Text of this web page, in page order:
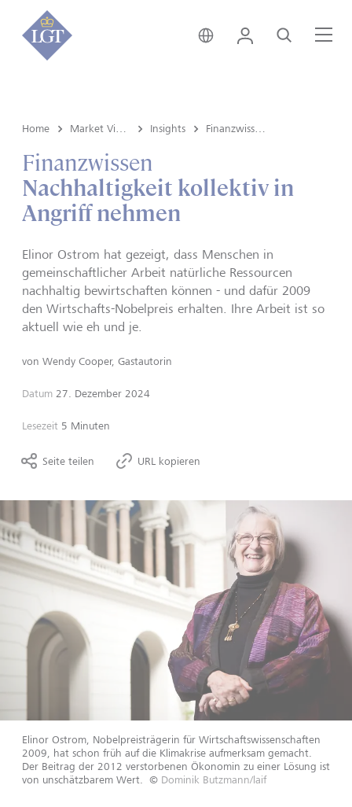
Liechtenstein • Deutsch
Login Suche
Home Insights
Finanzwissen
Nachhaltigkeit kollektiv in
Angriff nehmen
Elinor Ostrom hat gezeigt, dass Menschen in
gemeinschaftlicher Arbeit natürliche Ressourcen
nachhaltig bewirtschaften können - und dafür 2009
den Wirtschafts-Nobelpreis erhalten. Ihre Arbeit ist so
aktuell wie eh und je.
von Wendy Cooper, Gastautorin
Datum 27. Dezember 2024
Lesezeit 5 Minuten
Seite teilen URL kopieren
Elinor Ostrom, Nobelpreisträgerin für Wirtschaftswissenschaften
2009, hat schon früh auf die Klimakrise aufmerksam gemacht.
Der Beitrag der 2012 verstorbenen Ökonomin zu einer Lösung ist
von unschätzbarem Wert.
© Dominik Butzmann/laif